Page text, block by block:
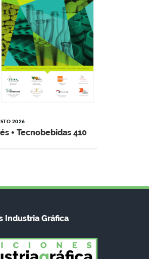
2026
+ Tecnobebidas 410
Industria Gráfica